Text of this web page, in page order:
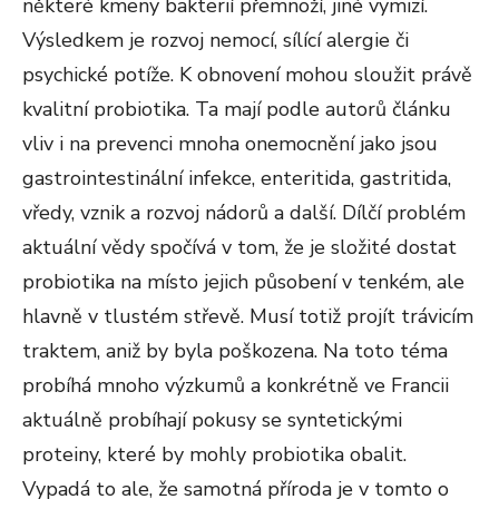
některé kmeny bakterií přemnoží, jiné vymizí.
Výsledkem je rozvoj nemocí, sílící alergie či
psychické potíže. K obnovení mohou sloužit právě
kvalitní probiotika. Ta mají podle autorů článku
vliv i na prevenci mnoha onemocnění jako jsou
gastrointestinální infekce, enteritida, gastritida,
vředy, vznik a rozvoj nádorů a další. Dílčí problém
aktuální vědy spočívá v tom, že je složité dostat
probiotika na místo jejich působení v tenkém, ale
hlavně v tlustém střevě. Musí totiž projít trávicím
traktem, aniž by byla poškozena. Na toto téma
probíhá mnoho výzkumů a konkrétně ve Francii
aktuálně probíhají pokusy se syntetickými
proteiny, které by mohly probiotika obalit.
Vypadá to ale, že samotná příroda je v tomto o